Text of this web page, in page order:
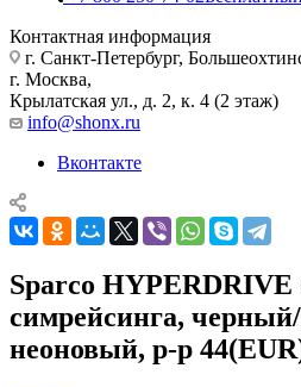
Контактная информация
г. Санкт-Петербург,
г. Москва,
Крылатская ул., д. 2, к. 4 (2 этаж)
info@shonx.ru
Вконтакте
Sparco HYPERDRIVE
симрейсинга,
неоновый, р-р